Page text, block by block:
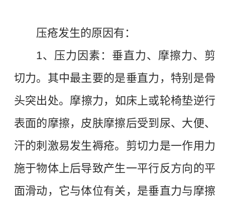
压疮发生的原因有：
1、压力因素：垂直力、摩擦力、剪
切力。其中最主要的是垂直力，特别是骨
头突出处。 摩擦力 ， 如床上或轮椅垫逆行
表面的摩擦，皮肤摩擦后受到尿、大便、
汗的刺激易发生褥疮。剪切力是一作用力
施于物体上后导致产生一平行反方向的平
面滑动，它与体位有关，是垂直力与摩擦